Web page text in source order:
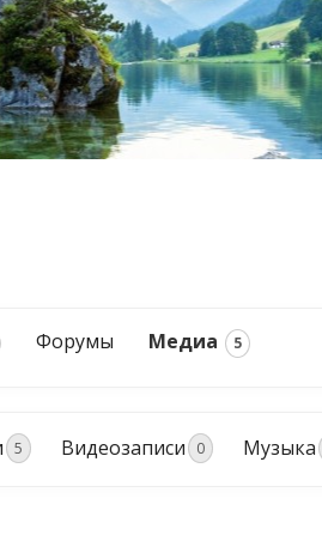
Форумы Медиа 5
5 Видеозаписи 0 Музыка